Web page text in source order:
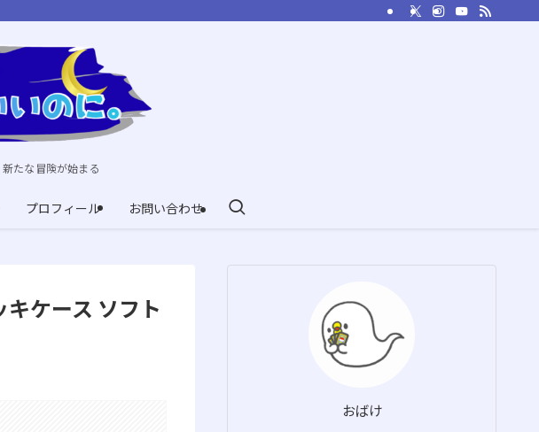
たな冒険が始まる
プロフィール お問い合わせ
ケース ソフト
おばけ